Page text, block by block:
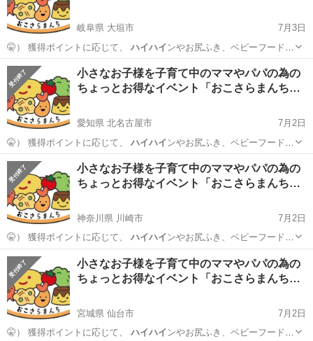
岐阜県 大垣市
7月3日
🤫） 獲得ポイントに応じて、 ハイハイ ンやお尻ふき、ベビーフードを
お持ち帰…
岐阜 育児 試供品
小さなお子様を子育て中のママやパパの為の
ちょっとお得なイベント「おこさらまんち…
愛知県 北名古屋市
7月2日
🤫） 獲得ポイントに応じて、 ハイハイ ンやお尻ふき、ベビーフードを
お持ち帰…
愛知 北名古屋市 育児 試供品
小さなお子様を子育て中のママやパパの為の
ちょっとお得なイベント「おこさらまんち…
神奈川県 川崎市
7月2日
🤫） 獲得ポイントに応じて、 ハイハイ ンやお尻ふき、ベビーフードを
お持ち帰…
神奈川 育児 試供品
小さなお子様を子育て中のママやパパの為の
ちょっとお得なイベント「おこさらまんち…
宮城県 仙台市
7月2日
🤫） 獲得ポイントに応じて、 ハイハイ ンやお尻ふき、ベビーフードを